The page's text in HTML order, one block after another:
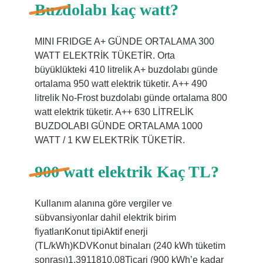
Buzdolabı kaç watt?
MINI FRIDGE A+ GÜNDE ORTALAMA 300
WATT ELEKTRİK TÜKETİR. Orta
büyüklükteki 410 litrelik A+ buzdolabı günde
ortalama 950 watt elektrik tüketir. A++ 490
litrelik No-Frost buzdolabı günde ortalama 800
watt elektrik tüketir. A++ 630 LİTRELİK
BUZDOLABI GÜNDE ORTALAMA 1000
WATT / 1 KW ELEKTRİK TÜKETİR.
900 watt elektrik Kaç TL?
Kullanım alanına göre vergiler ve
sübvansiyonlar dahil elektrik birim
fiyatlarıKonut tipiAktif enerji
(TL/kWh)KDVKonut binaları (240 kWh tüketim
sonrası)1,3911810,08Ticari (900 kWh’e kadar